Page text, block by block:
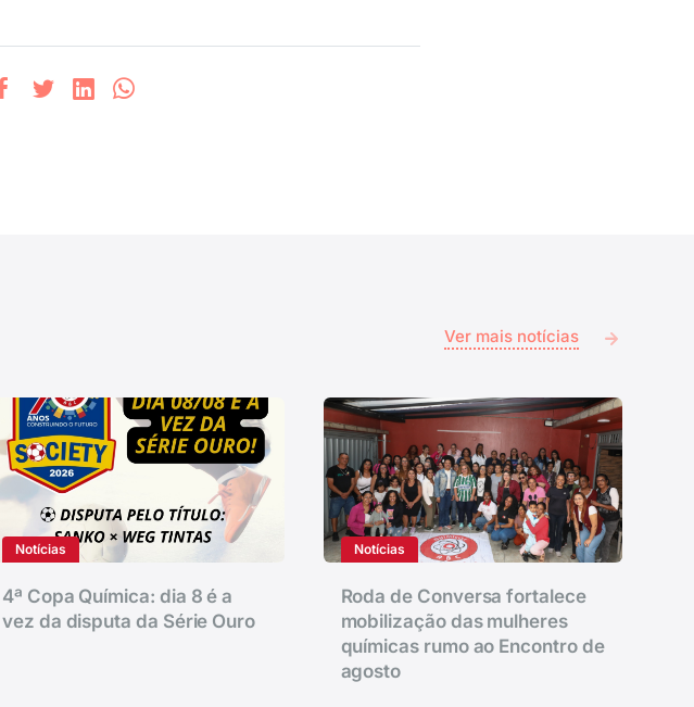
Ver mais notícias
Notícias
4ª Copa Química: dia 8 é a
vez da disputa da Série Ouro
Notícias
Roda de Conversa fortalece
mobilização das mulheres
químicas rumo ao Encontro de
agosto